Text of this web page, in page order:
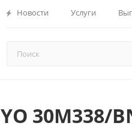
Новости Услуги
YO 30M338/